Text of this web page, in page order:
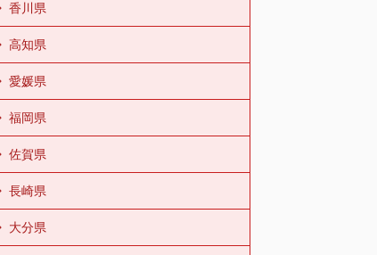
香川県
高知県
愛媛県
福岡県
佐賀県
長崎県
大分県